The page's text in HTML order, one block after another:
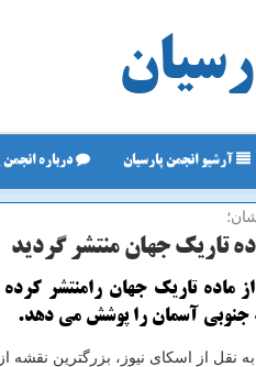
آرشیو انجمن پارسیان درباره انجمن
تاریك جهان منتشر گردید
ماده تاریک جهان رامنتشر کرده
جنوبی آسمان را پوشش می دهد.
نقل از اسکای نیوز، بزرگترین نقشه